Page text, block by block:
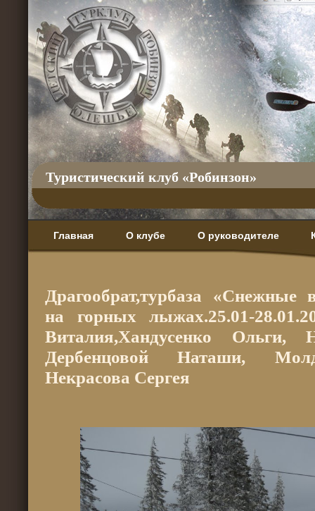
Туристический клуб «Робинзон»
Главная О клубе О руководителе
Драгообрат,турбаза «Снежные
на горных лыжах.25.01-
Виталия,Хандусенко Ольги,
Дербенцовой Наташи,
Некрасова Сергея